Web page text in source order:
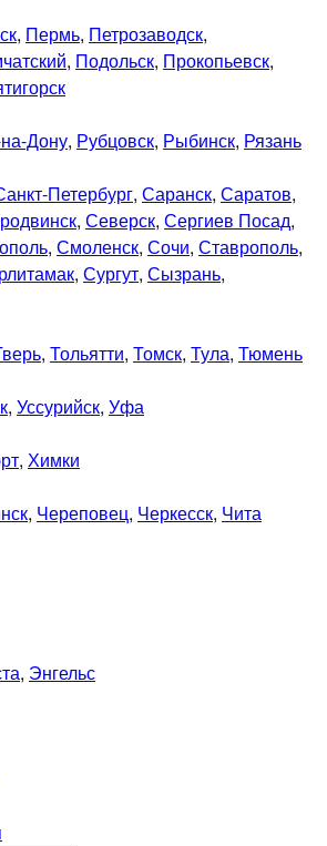
, Пермь, Петрозаводск,
, Подольск, Прокопьевск,
Дону, Рубцовск, Рыбинск, Рязань
Петербург, Саранск, Саратов,
, Северск, Сергиев Посад,
, Смоленск, Сочи, Ставрополь,
, Сургут, Сызрань,
, Тольятти, Томск, Тула, Тюмень
, Уссурийск, Уфа
, Химки
, Череповец, Черкесск, Чита
, Энгельс